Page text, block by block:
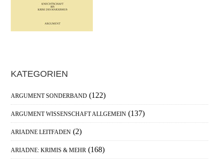
Haupt-
Sidebar
KATEGORIEN
ARGUMENT SONDERBAND (122)
ARGUMENT WISSENSCHAFT ALLGEMEIN (137)
ARIADNE LEITFADEN (2)
ARIADNE: KRIMIS & MEHR (168)